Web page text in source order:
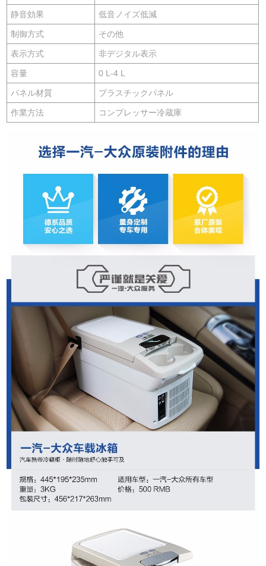
静音効果 低音ノイズ低減
制御方式 その他
表示方式 非デジタル表示
容量 0 L-4 L
パネル材質 プラスチックパネル
作業方法 コンプレッサー冷蔵庫